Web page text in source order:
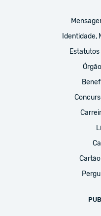
Identidade,
Estatutos